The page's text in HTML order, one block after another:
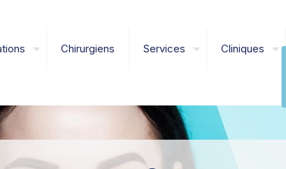
Chirurgiens Services Cliniques